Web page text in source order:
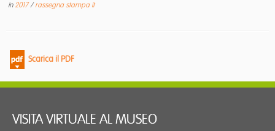
in 2017/rassegna stampa it
Scarica il PDF
VISITA VIRTUALE AL MUSEO